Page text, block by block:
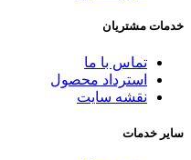
خدمات مشتریان
تماس با ما
استرداد محصول
نقشه سایت
سایر خدمات